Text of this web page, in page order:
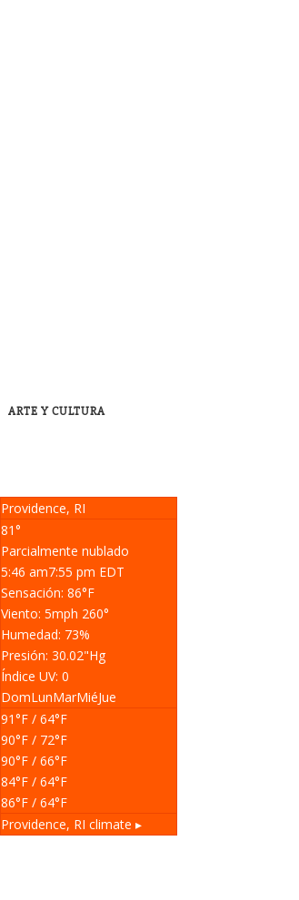
ARTE Y CULTURA
Providence, RI
81°
Parcialmente nublado
5:46 am7:55 pm EDT
Sensación: 86°F
Viento: 5mph 260°
Humedad: 73%
Presión: 30.02"Hg
Índice UV: 0
DomLunMarMiéJue
91°F / 64°F
90°F / 72°F
90°F / 66°F
84°F / 64°F
86°F / 64°F
Providence, RI climate ▸